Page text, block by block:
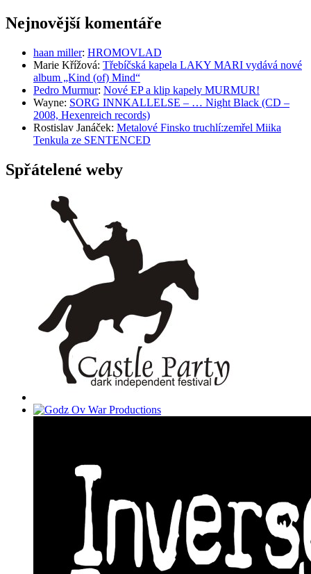
Nejnovější komentáře
haan miller: HROMOVLAD
Marie Křížová: Třebíčská kapela LAKY MARI vydává nové
album „Kind (of) Mind“
Pedro Murmur: Nové EP a klip kapely MURMUR!
Wayne: SORG INNKALLELSE – … Night Black (CD –
2008, Hexenreich records)
Rostislav Janáček: Metalové Finsko truchlí:zemřel Miika
Tenkula ze SENTENCED
Spřátelené weby